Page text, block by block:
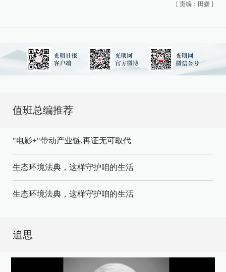
[ 责编：田媛 ]
值班总编推荐
"电影+"带动产业链,再证无可取代
生态环境法典，这样守护咱的生活
生态环境法典，这样守护咱的生活
追思